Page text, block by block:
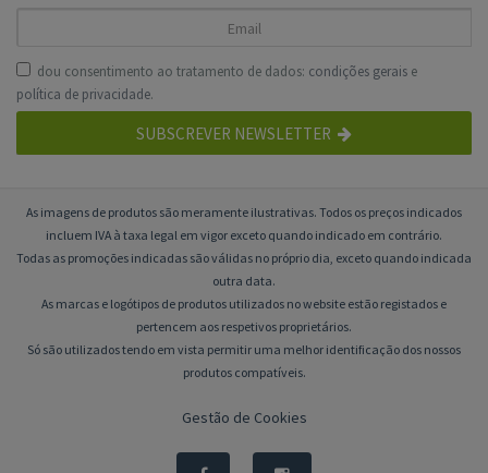
dou consentimento ao tratamento de dados: condições gerais e
política de privacidade.
SUBSCREVER NEWSLETTER
As imagens de produtos são meramente ilustrativas. Todos os preços indicados
incluem IVA à taxa legal em vigor exceto quando indicado em contrário.
Todas as promoções indicadas são válidas no próprio dia, exceto quando indicada
outra data.
As marcas e logótipos de produtos utilizados no website estão registados e
pertencem aos respetivos proprietários.
Só são utilizados tendo em vista permitir uma melhor identificação dos nossos
produtos compatíveis.
Gestão de Cookies